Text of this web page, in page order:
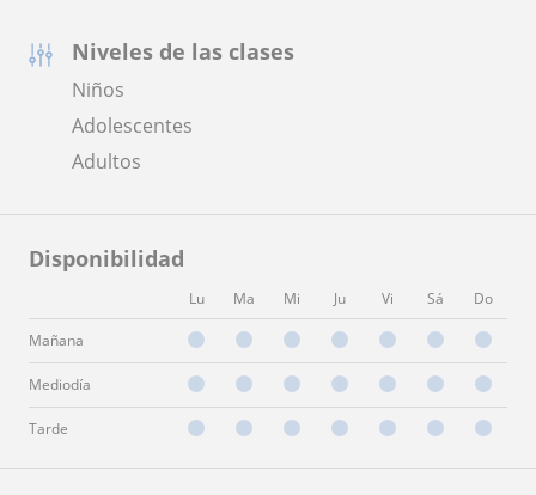
Niveles de las clases
Niños
Adolescentes
Adultos
Disponibilidad
Lu Ma Mi Ju Vi Sá Do
Mañana
Mediodía
Tarde